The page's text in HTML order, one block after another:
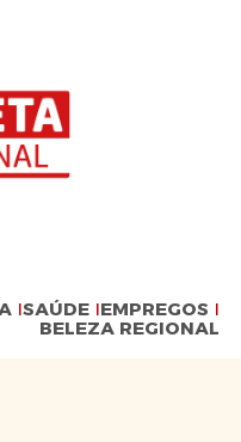
SAÚDE EMPREGOS
BELEZA REGIONAL